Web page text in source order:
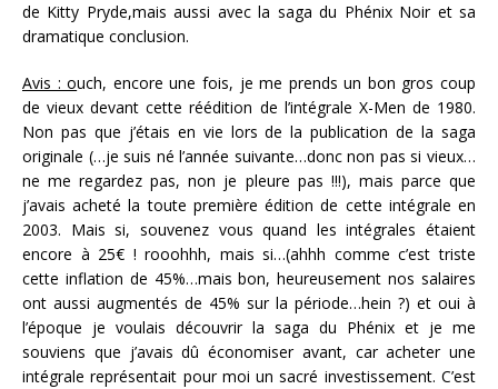
de Kitty Pryde,mais aussi avec la saga du Phénix Noir et sa
dramatique conclusion.
Avis : ouch, encore une fois, je me prends un bon gros coup
de vieux devant cette réédition de l’intégrale X-Men de 1980.
Non pas que j’étais en vie lors de la publication de la saga
originale (…je suis né l’année suivante…donc non pas si vieux…
ne me regardez pas, non je pleure pas !!!), mais parce que
j’avais acheté la toute première édition de cette intégrale en
2003. Mais si, souvenez vous quand les intégrales étaient
encore à 25€ ! rooohhh, mais si…(ahhh comme c’est triste
cette inflation de 45%…mais bon, heureusement nos salaires
ont aussi augmentés de 45% sur la période…hein ?) et oui à
l’époque je voulais découvrir la saga du Phénix et je me
souviens que j’avais dû économiser avant, car acheter une
intégrale représentait pour moi un sacré investissement. C’est